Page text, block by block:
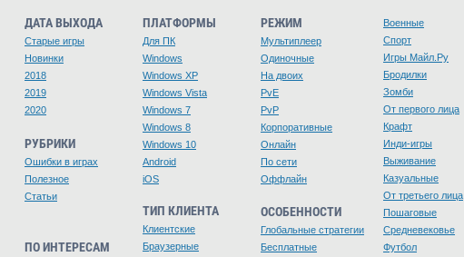
ДАТА ВЫХОДА
Старые игры
Новинки
2018
2019
2020
РУБРИКИ
Ошибки в играх
Полезное
Статьи
ПО ИНТЕРЕСАМ
ПЛАТФОРМЫ
Для ПК
Windows
Windows XP
Windows Vista
Windows 7
Windows 8
Windows 10
Android
iOS
ТИП КЛИЕНТА
Клиентские
Браузерные
РЕЖИМ
Мультиплеер
Одиночные
На двоих
PvE
PvP
Корпоративные
Онлайн
По сети
Оффлайн
ОСОБЕННОСТИ
Глобальные стратегии
Бесплатные
Военные
Спорт
Игры Майл.Ру
Бродилки
Зомби
От первого лица
Крафт
Инди-игры
Выживание
Казуальные
От третьего лица
Пошаговые
Средневековье
Футбол